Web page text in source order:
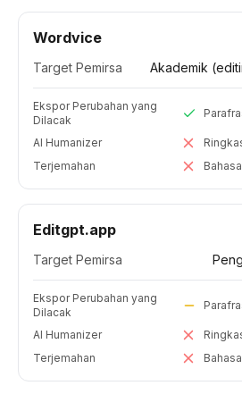
Wordvice
Target Pemirsa Akademik
Ekspor Perubahan yang
Dilacak
AI Humanizer
Terjemahan
Bahasa
Editgpt.app
Target Pemirsa
Ekspor Perubahan yang
Dilacak
AI Humanizer
Terjemahan
Bahasa